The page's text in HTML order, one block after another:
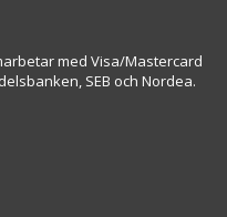
med Visa/Mastercard
SEB och Nordea.